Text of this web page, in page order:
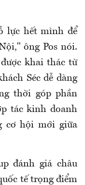
lực hết mình để
ông Pos nói.
khai thác từ
Séc dễ dàng
thời góp phần
tác kinh doanh
cơ hội mới giữa
đánh giá châu
tế trọng điểm